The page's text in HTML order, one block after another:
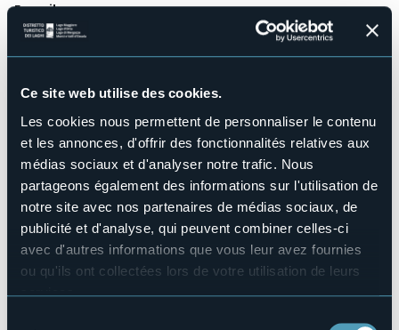
Ce site web utilise des cookies.
Les cookies nous permettent de personnaliser le contenu
et les annonces, d'offrir des fonctionnalités relatives aux
médias sociaux et d'analyser notre trafic. Nous
partageons également des informations sur l'utilisation de
notre site avec nos partenaires de médias sociaux, de
publicité et d'analyse, qui peuvent combiner celles-ci
avec d'autres informations que vous leur avez fournies
ou qu'ils ont collectées lors de votre utilisation de leurs
services.
E-mail
info@lagodortazipline.it
Telefono
Site web
Live
Très beau temps 30°
Piazzale Lodi
28887 - Omegna (VB)